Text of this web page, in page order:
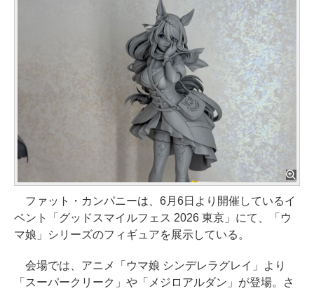
ファット・カンパニーは、6月6日より開催しているイ
ベント「グッドスマイルフェス 2026 東京」にて、「ウ
マ娘」シリーズのフィギュアを展示している。
会場では、アニメ「ウマ娘 シンデレラグレイ」より
「スーパークリーク」や「メジロアルダン」が登場。さ